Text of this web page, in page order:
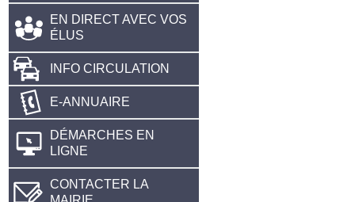
EN DIRECT AVEC VOS
ÉLUS
INFO CIRCULATION
E-ANNUAIRE
DÉMARCHES EN
LIGNE
CONTACTER LA